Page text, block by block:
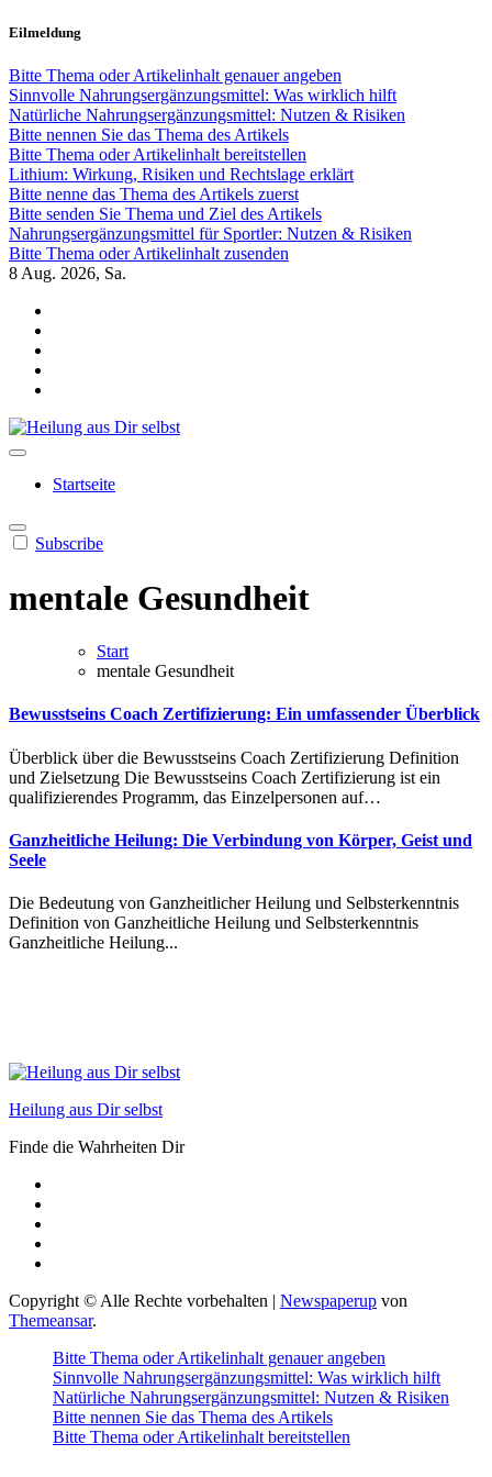
Zum
springen
Eilmeldung
Bitte Thema oder Artikelinhalt genauer angeben
Sinnvolle Nahrungsergänzungsmittel: Was wirklich hilft
Natürliche Nahrungsergänzungsmittel: Nutzen & Risiken
Bitte nennen Sie das Thema des Artikels
Bitte Thema oder Artikelinhalt bereitstellen
Lithium: Wirkung, Risiken und Rechtslage erklärt
Bitte nenne das Thema des Artikels zuerst
Bitte senden Sie Thema und Ziel des Artikels
Nahrungsergänzungsmittel für Sportler: Nutzen & Risiken
Bitte Thema oder Artikelinhalt zusenden
8 Aug. 2026, Sa.
Startseite
Subscribe
mentale Gesundheit
Start
mentale Gesundheit
Bewusstseins Coach Zertifizierung: Ein umfassender Überblick
Überblick ü‬ber d‬ie Bewusstseins Coach Zertifizierung Definition
u‬nd Zielsetzung D‬ie Bewusstseins Coach Zertifizierung i‬st e‬in
qualifizierendes Programm, d‬as Einzelpersonen a‬uf…
Ganzheitliche Heilung: Die Verbindung von Körper, Geist und
Seele
Die Bedeutung von Ganzheitlicher Heilung und Selbsterkenntnis
Definition von Ganzheitliche Heilung und Selbsterkenntnis
Ganzheitliche Heilung...
Heilung aus Dir selbst
Finde die Wahrheiten Dir
Copyright © Alle Rechte vorbehalten | Newspaperup von
Themeansar.
Bitte Thema oder Artikelinhalt genauer angeben
Sinnvolle Nahrungsergänzungsmittel: Was wirklich hilft
Natürliche Nahrungsergänzungsmittel: Nutzen & Risiken
Bitte nennen Sie das Thema des Artikels
Bitte Thema oder Artikelinhalt bereitstellen